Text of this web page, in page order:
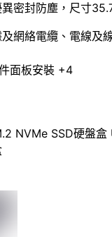
密封防塵，尺寸
網絡電纜、電線及
面板安裝 +4
NVMe SSD硬盤